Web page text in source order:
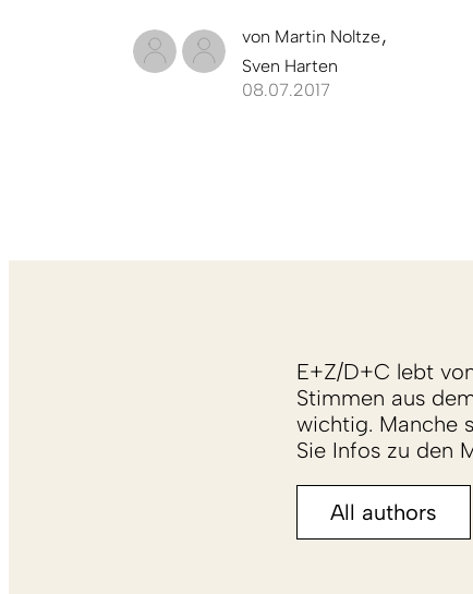
von Martin Noltze
Sven Harten
08.07.2017
E+Z/D+C lebt
Stimmen aus
wichtig. Manche
Sie Infos zu den
All authors